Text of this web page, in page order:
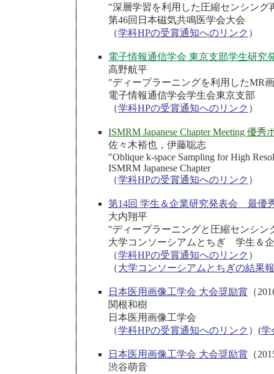
"深層学習を利用した圧縮センシング
第46回日本磁気共鳴医学会大会
（学科HPの受賞通知へのリンク ）
電子情報通信学会 東京支部学生研究
高野航平
"ディープラーニングを利用したMR
電子情報通信学会学生会東京支部
（学科HPの受賞通知へのリンク ）
ISMRM Japanese Chapter Meeting 優秀
佐々木裕也，伊藤聡志
"Oblique k-space Sampling for High
ISMRM Japanese Chapter
（学科HPの受賞通知へのリンク ）
第14回 学生＆企業研究発表会 最優
大内翔平
"ディープラーニングと圧縮センシ
大学コンソーシアムとちぎ 学生＆
（学科HPの受賞通知へのリンク ）
（大学コンソーシアムとちぎの結果
日本医用画像工学会 大会奨励賞 （
関根和樹
日本医用画像工学会
（学科HPの受賞通知へのリンク ）(学
日本医用画像工学会 大会奨励賞 （
渋谷萌音